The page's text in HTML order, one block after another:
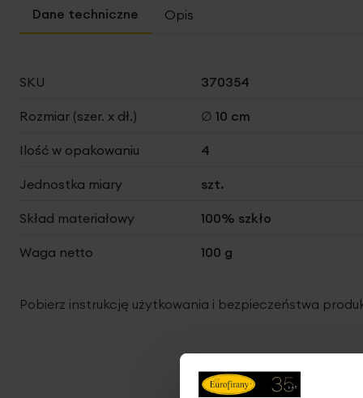
Opis
Więcej
SKU 370354
Rozmiar (szer. x dł.) ∅ 10 cm
Ilość w opakowaniu 4
Jednostka miary szt.
Skład materiałowy 100% szkło
Waga netto 100 g
Pobierz instrukcję użytkowania i bezpieczeństwa